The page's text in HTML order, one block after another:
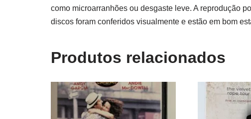
como microarranhões ou desgaste leve. A reprodução
discos foram conferidos visualmente e estão em bom
Produtos relacionados